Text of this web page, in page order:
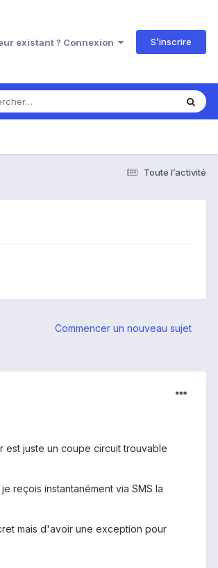
existant ? Connexion S’inscrire
Toute l’activité
Commencer un nouveau sujet
est juste un coupe circuit trouvable
reçois instantanément via SMS la
mais d'avoir une exception pour